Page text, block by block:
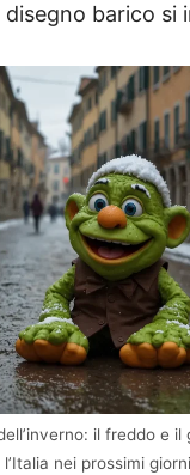
disegno barico si
il freddo e il
nei prossimi giorni